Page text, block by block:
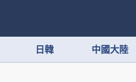
日韓 中國大陸